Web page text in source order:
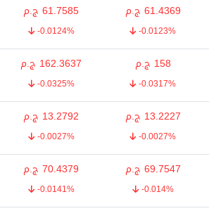
61.4369 ج.م
-0.0123%
61.7585 ج.م
-0.0124%
158 ج.م
-0.0317%
162.3637 ج.م
-0.0325%
13.2227 ج.م
-0.0027%
13.2792 ج.م
-0.0027%
69.7547 ج.م
-0.014%
70.4379 ج.م
-0.0141%